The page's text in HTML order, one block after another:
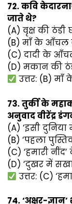
72. कवि
जाते थे?
(A) वृक्ष की ठंडी
(B) माँ के आँचल
(C) दादी के
(D) मकान की
उत्तर: (B)
73. तुर्की के
अनुवाद वीरेंद्र
(A) ‘इसी
(B) ‘पहला
(C) ‘हमारी
(D) ‘दुखर में
उत्तर: (C)
74. ‘अक्षर-